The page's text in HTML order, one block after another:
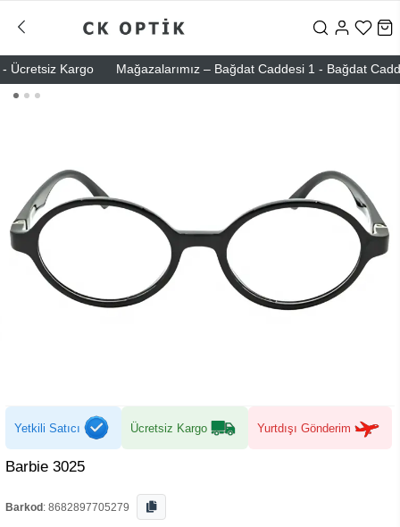
Kargo Mağazalarımız – Bağdat Caddesi 1 - Bağdat
Yetkili Satıcı Ücretsiz Kargo Yurtdışı Gönderim
Barbie 3025
Barkod : 8682897705279